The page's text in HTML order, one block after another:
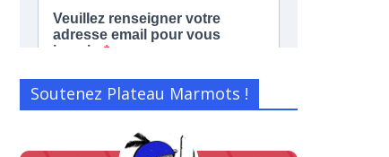
Soutenez Plateau Marmots !